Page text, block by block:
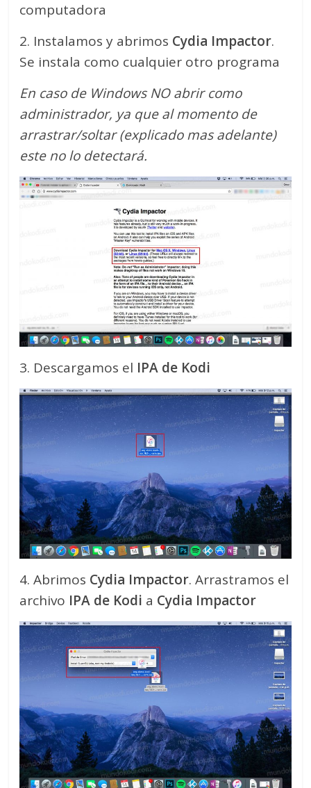
computadora
2. Instalamos y abrimos Cydia Impactor.
Se instala como cualquier otro programa
En caso de Windows NO abrir como
administrador, ya que al momento de
arrastrar/soltar (explicado mas adelante)
este no lo detectará.
3. Descargamos el IPA de Kodi
4. Abrimos Cydia Impactor. Arrastramos el
archivo IPA de Kodi a Cydia Impactor